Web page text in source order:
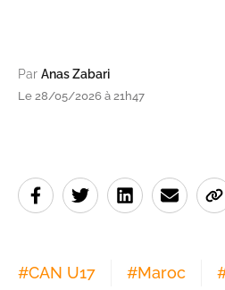
Par Anas Zabari
Le 28/05/2026 à 21h47
#CAN U17 #Maroc